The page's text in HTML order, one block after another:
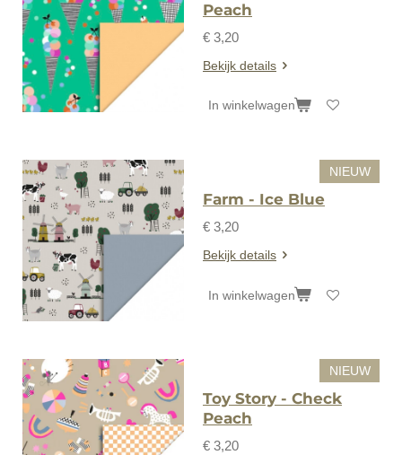
Peach
€ 3,20
Bekijk details
In winkelwagen
NIEUW
Farm - Ice Blue
€ 3,20
Bekijk details
In winkelwagen
NIEUW
Toy Story - Check
Peach
€ 3,20